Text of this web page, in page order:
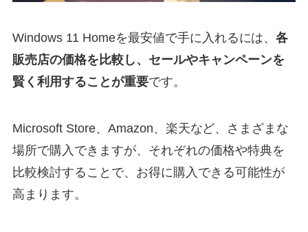
Windows 11 Homeを最安値で手に入れるには、各
販売店の価格を比較し、セールやキャンペーンを
賢く利用することが重要です。
Microsoft Store、Amazon、楽天など、さまざまな
場所で購入できますが、それぞれの価格や特典を
比較検討することで、お得に購入できる可能性が
高まります。